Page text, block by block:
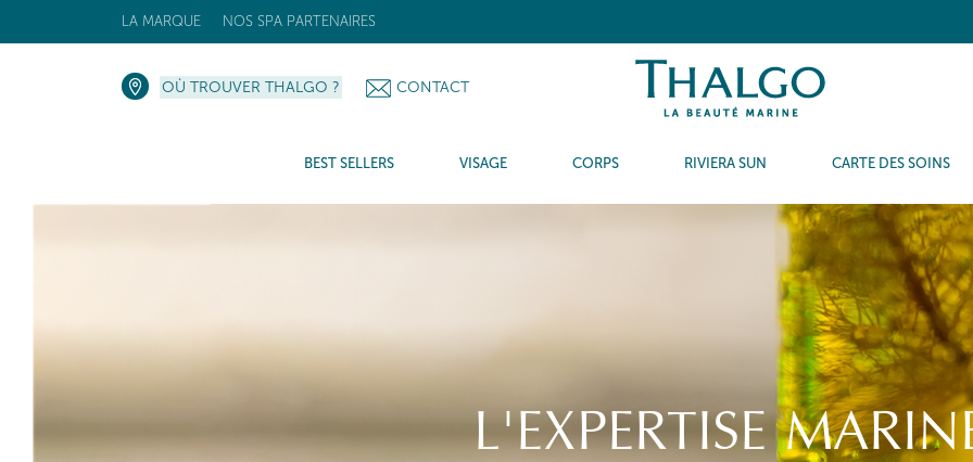
LA MARQUE NOS SPA PARTENAIRES
OÙ TROUVER THALGO ? CONTACT
BEST SELLERS VISAGE CORPS RIVIERA SUN CARTE DES SOINS
L'EXPERTISE